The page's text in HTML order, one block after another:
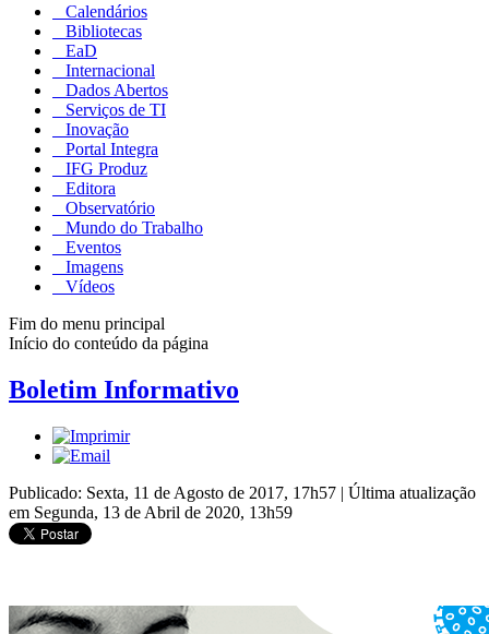
Calendários
Bibliotecas
EaD
Internacional
Dados Abertos
Serviços de TI
Inovação
Portal Integra
IFG Produz
Editora
Observatório
Mundo do Trabalho
Eventos
Imagens
Vídeos
Fim do menu principal
Início do conteúdo da página
Boletim Informativo
Publicado: Sexta, 11 de Agosto de 2017, 17h57 | Última atualização
em Segunda, 13 de Abril de 2020, 13h59